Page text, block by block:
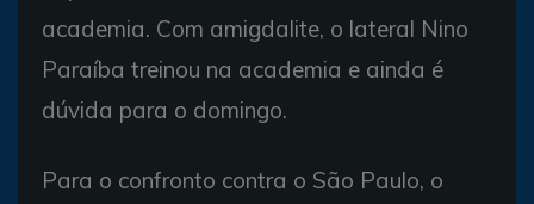
academia. Com amigdalite, o lateral Nino
Paraíba treinou na academia e ainda é
dúvida para o domingo.
Para o confronto contra o São Paulo, o